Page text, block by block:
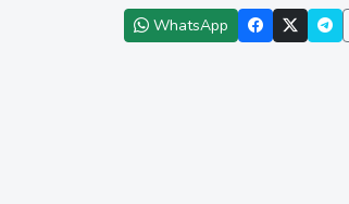
WhatsApp